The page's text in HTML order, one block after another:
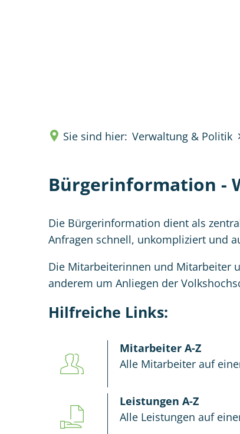
Sie sind hier: Verwaltung & Politik
Bürgerinformation -
Die Bürgerinformation dient als
Anfragen schnell, unkompliziert und
Die Mitarbeiterinnen und Mitarbeiter
anderem um Anliegen der
Hilfreiche Links:
Mitarbeiter A-Z
Alle Mitarbeiter auf
Leistungen A-Z
Alle Leistungen auf